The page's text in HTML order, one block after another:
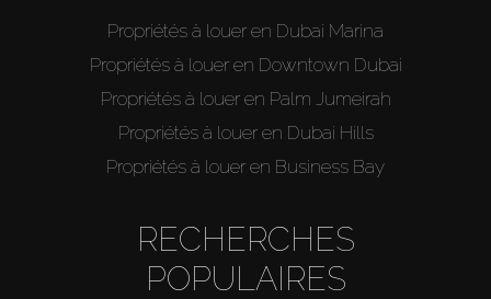
Propriétés à louer en Dubai Marina
Propriétés à louer en Downtown Dubai
Propriétés à louer en Palm Jumeirah
Propriétés à louer en Dubai Hills
Propriétés à louer en Business Bay
RECHERCHES
POPULAIRES